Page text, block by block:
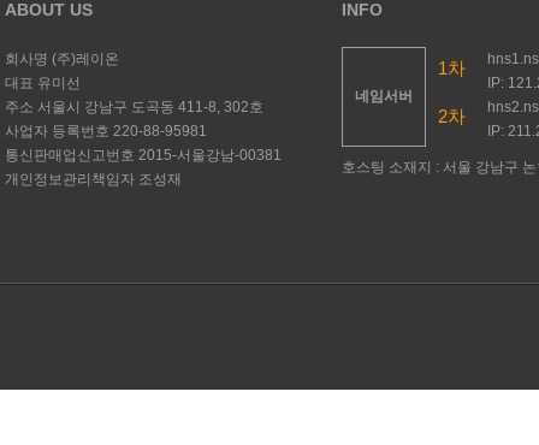
ABOUT US
회사명 (주)레이온
대표 유미선
주소 서울시 강남구 도곡동 411-8, 302호
사업자 등록번호 220-88-95981
통신판매업신고번호 2015-서울강남-00381
개인정보관리책임자 조성재
INFO
네임서버
1차
IP:
2차
IP:
호스팅 소재지 : 서울 강남구